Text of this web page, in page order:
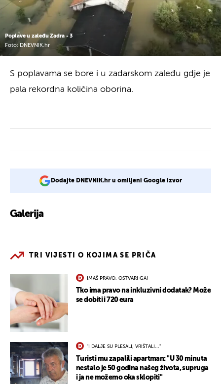
Poplave u zaleđu Zadra - 3
Foto: DNEVNIK.hr
S poplavama se bore i u zadarskom zaleđu gdje je
pala rekordna količina oborina.
Dodajte DNEVNIK.hr u omiljeni Google izvor
Galerija
TRI VIJESTI O KOJIMA SE PRIČA
IMAŠ PRAVO, OSTVARI GA!
Tko ima pravo na inkluzivni dodatak? Može
se dobiti i 720 eura
"I DALJE SU PLESALI, VRIŠTALI..."
Turisti mu zapalili apartman: "U 30 minuta
nestalo je 50 godina našeg života, supruga
i ja ne možemo oka sklopiti"